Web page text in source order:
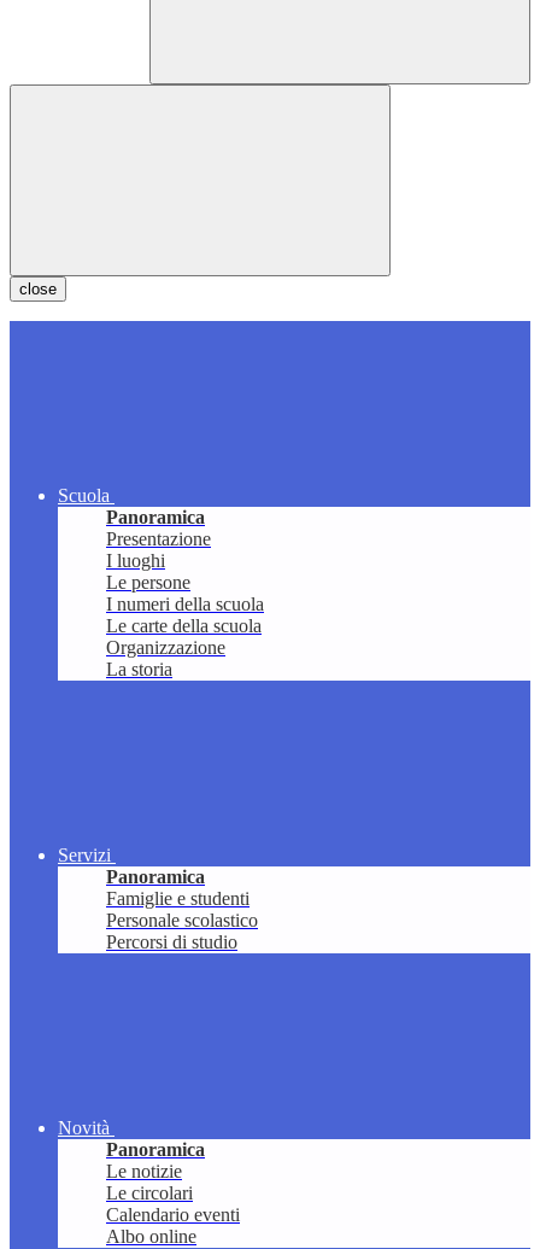
close
Scuola
Panoramica
Presentazione
I luoghi
Le persone
I numeri della scuola
Le carte della scuola
Organizzazione
La storia
Servizi
Panoramica
Famiglie e studenti
Personale scolastico
Percorsi di studio
Novità
Panoramica
Le notizie
Le circolari
Calendario eventi
Albo online